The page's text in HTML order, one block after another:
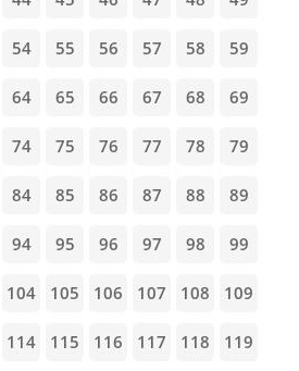
54 55 56 57 58 59
64 65 66 67 68 69
74 75 76 77 78 79
84 85 86 87 88 89
94 95 96 97 98 99
104 105 106 107 108 109
114 115 116 117 118 119